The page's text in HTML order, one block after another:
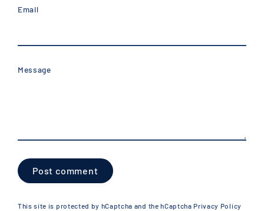
Email
Message
Post
comment
This site is protected by hCaptcha and the hCaptcha Privacy Policy